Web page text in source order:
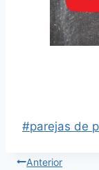
#parejas de
Anterior